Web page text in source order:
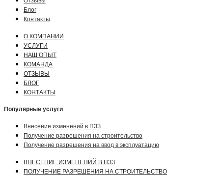
Блог
Контакты
О КОМПАНИИ
УСЛУГИ
НАШ ОПЫТ
КОМАНДА
ОТЗЫВЫ
БЛОГ
КОНТАКТЫ
Популярные услуги
Внесение изменений в ПЗЗ
Получение разрешения на строительство
Получение разрешения на ввод в эксплуатацию
ВНЕСЕНИЕ ИЗМЕНЕНИЙ В ПЗЗ
ПОЛУЧЕНИЕ РАЗРЕШЕНИЯ НА СТРОИТЕЛЬСТВО